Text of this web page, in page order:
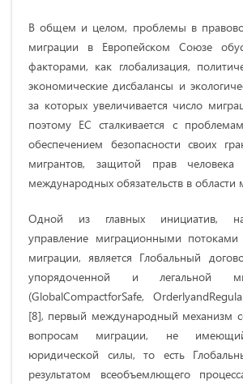
В общем и целом, проблемы в
миграции в Европейском Союзе
факторами, как глобализация,
экономические дисбалансы и
за которых увеличивается число
поэтому ЕС сталкивается с
обеспечением безопасности своих
мигрантов, защитой прав
международных обязательств в области
Одной из главных инициатив,
управление миграционными потоками
миграции, является Глобальный
упорядоченной и легальной
(GlobalCompactforSafe,
[8], первый международный механизм
вопросам миграции, не имеющий
юридической силы, то есть
результатом всеобъемлющего